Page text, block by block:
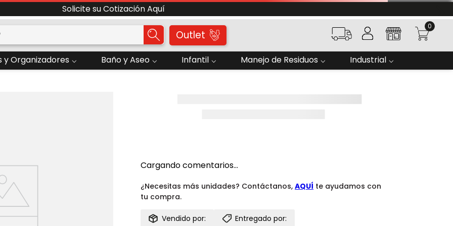
Solicite su Cotización Aquí
Outlet
0
y Organizadores Baño y Aseo Infantil Manejo de Residuos Industrial
Cargando comentarios...
¿Necesitas más unidades? Contáctanos, AQUÍ te ayudamos con
tu compra.
Vendido por: Entregado por: